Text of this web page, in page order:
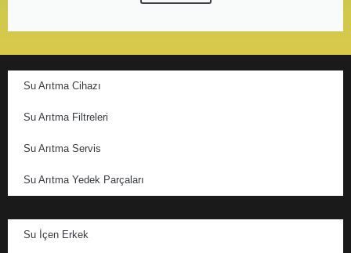
Su Arıtma Cihazı
Su Arıtma Filtreleri
Su Arıtma Servis
Su Arıtma Yedek Parçaları
Su İçen Erkek